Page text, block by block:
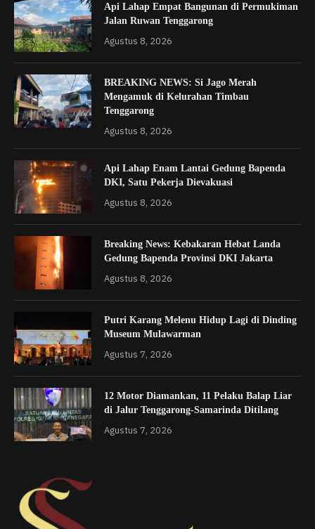
Api Lahap Empat Bangunan di Permukiman
Jalan Ruwan Tenggarong
Agustus 8, 2026
BREAKING NEWS: Si Jago Merah
Mengamuk di Kelurahan Timbau
Tenggarong
Agustus 8, 2026
Api Lahap Enam Lantai Gedung Bapenda
DKI, Satu Pekerja Dievakuasi
Agustus 8, 2026
Breaking News: Kebakaran Hebat Landa
Gedung Bapenda Provinsi DKI Jakarta
Agustus 8, 2026
Putri Karang Melenu Hidup Lagi di Dinding
Museum Mulawarman
Agustus 7, 2026
12 Motor Diamankan, 11 Pelaku Balap Liar
di Jalur Tenggarong-Samarinda Ditilang
Agustus 7, 2026